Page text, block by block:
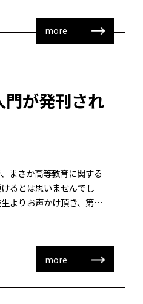
ニングコモン […]
more
が発刊され
まさか高等教育に関する
るとは思いませんでし
よりお声かけ頂き、第18
ーニングの執筆を担当致
いました。 […]
more